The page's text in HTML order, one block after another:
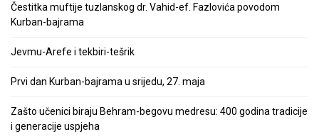
Čestitka muftije tuzlanskog dr. Vahid-ef. Fazlovića povodom
Kurban-bajrama
Jevmu-Arefe i tekbiri-tešrik
Prvi dan Kurban-bajrama u srijedu, 27. maja
Zašto učenici biraju Behram-begovu medresu: 400 godina tradicije
i generacije uspjeha